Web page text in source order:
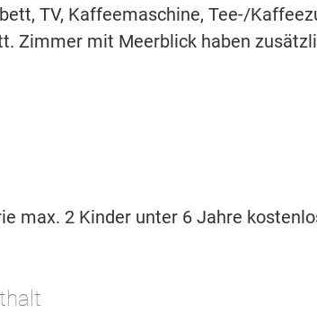
TV, Kaffeemaschine, Tee-/
Zimmer mit Meerblick haben
max. 2 Kinder unter 6 Jahre